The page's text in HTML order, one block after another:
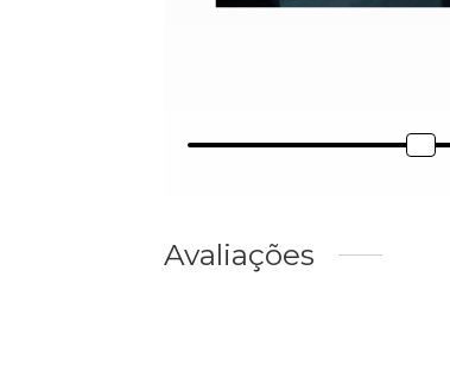
Avaliações